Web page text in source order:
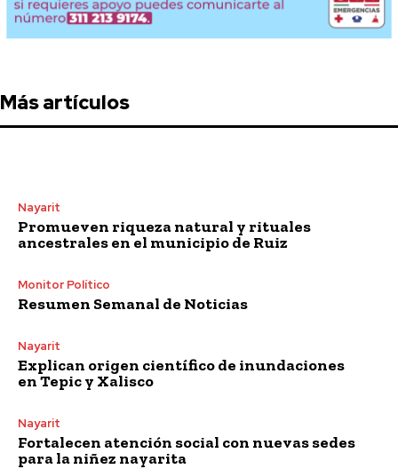
Más artículos
Nayarit
Promueven riqueza natural y rituales
ancestrales en el municipio de Ruiz
Monitor Político
Resumen Semanal de Noticias
Nayarit
Explican origen científico de inundaciones
en Tepic y Xalisco
Nayarit
Fortalecen atención social con nuevas sedes
para la niñez nayarita